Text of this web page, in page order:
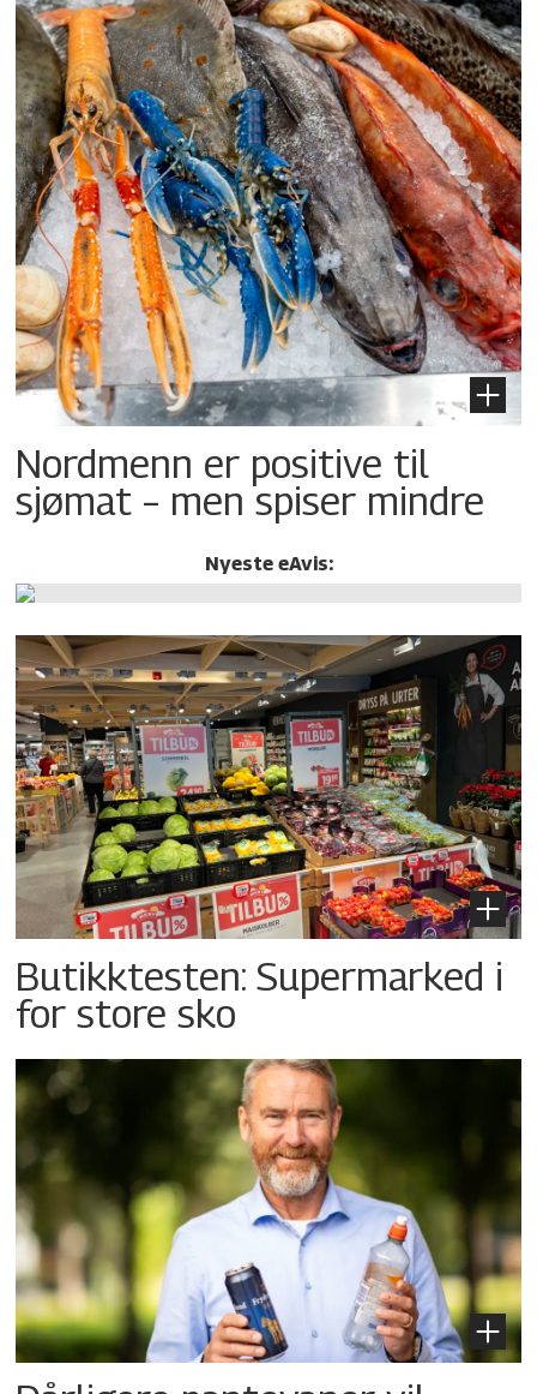
Nordmenn er positive til
sjømat – men spiser mindre
Nyeste eAvis:
Butikktesten: Supermarked i
for store sko